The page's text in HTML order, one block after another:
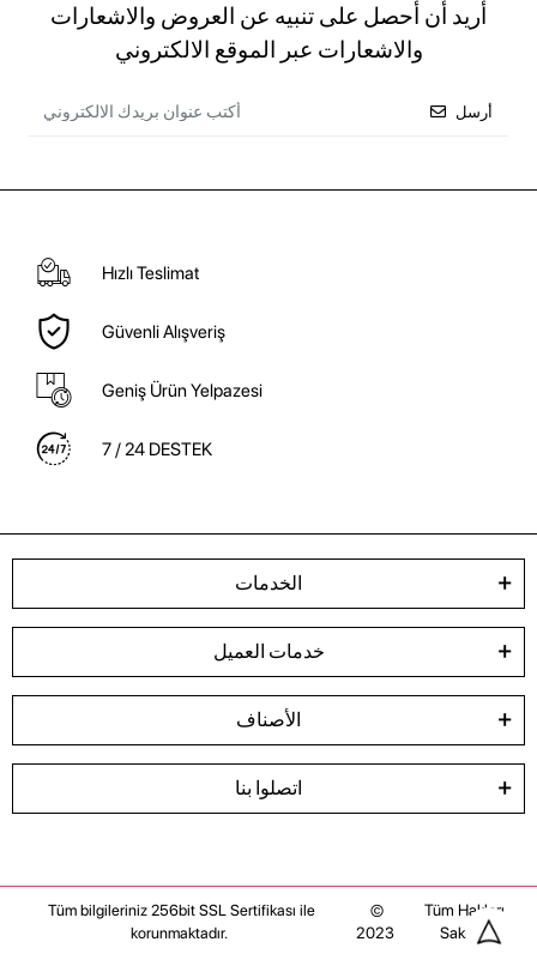
أريد أن أحصل على تنبيه عن العروض والاشعارات
والاشعارات عبر الموقع الالكتروني
أرسل
Hızlı Teslimat
Güvenli Alışveriş
Geniş Ürün Yelpazesi
7 / 24 DESTEK
الخدمات
خدمات العميل
الأصناف
اتصلوا بنا
Tüm bilgileriniz 256bit SSL Sertifikası ile
korunmaktadır.
©
2023
Tüm Hakları
Saklıdır